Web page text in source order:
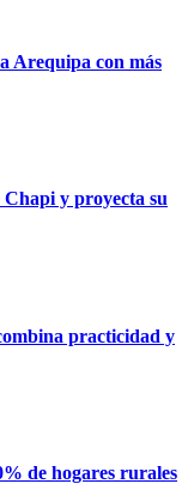
Arequipa con más
Chapi y proyecta su
practicidad y
de hogares rurales